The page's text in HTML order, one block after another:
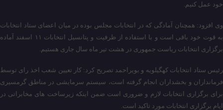
خود عمل کنیم.
وی افزود: همچنان آمادگی که در انتخابات مجلس بوده در میان اعضای ستاد انتخابات
به قوت خود باقی است و با استفاده از ظرفیت و پتانسیل انتخابات ۱۱ اسفند آماده
برگزاری انتخابات ریاست جمهوری در هشت تیر ماه سال جاری هستیم.
رئیس ستاد انتخابات کهگیلویه و بویراحمد تصریح کرد: کار تعیین شعب اخذ رای توسط
فرمانداران و بخشداران انجام گرفته است، سیستم سرمایشی در مناطق گرمسیری
برای برگزاری انتخابات لازم و ضروری است ضمن اینکه زیرساخت های مخابراتی در
ایام برگزاری انتخابات مورد تاکید است.